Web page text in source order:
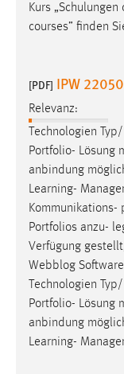
Kurs
courses” finden
[PDF] IPW
Relevanz:
Technologien
Portfolio- Lösung
anbindung
Learning-
Portfolios anzu-
Verfügung
Webblog
Technologien
Portfolio- Lösung
anbindung
Learning-
Zweck:
Conversion-
3 Monate
Facebook
Name:
_fbp
Anbieter:
Facebook
Zweck:
Conversion-
Cookie
3 Monate